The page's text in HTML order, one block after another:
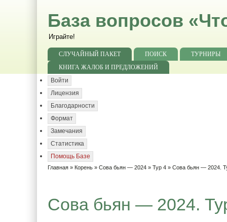
База вопросов
Играйте!
СЛУЧАЙНЫЙ ПАКЕТ ПОИСК
ТУРНИРЫ
КНИГА ЖАЛОБ И ПРЕДЛОЖЕНИЙ
Войти
Лицензия
Благодарности
Формат
Замечания
Статистика
Помощь Базе
Главная » Корень » Сова бьян — 2024 » Тур 4 » Сова бьян — 2024.
Сова бьян — 2024.